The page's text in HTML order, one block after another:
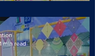
1 min read